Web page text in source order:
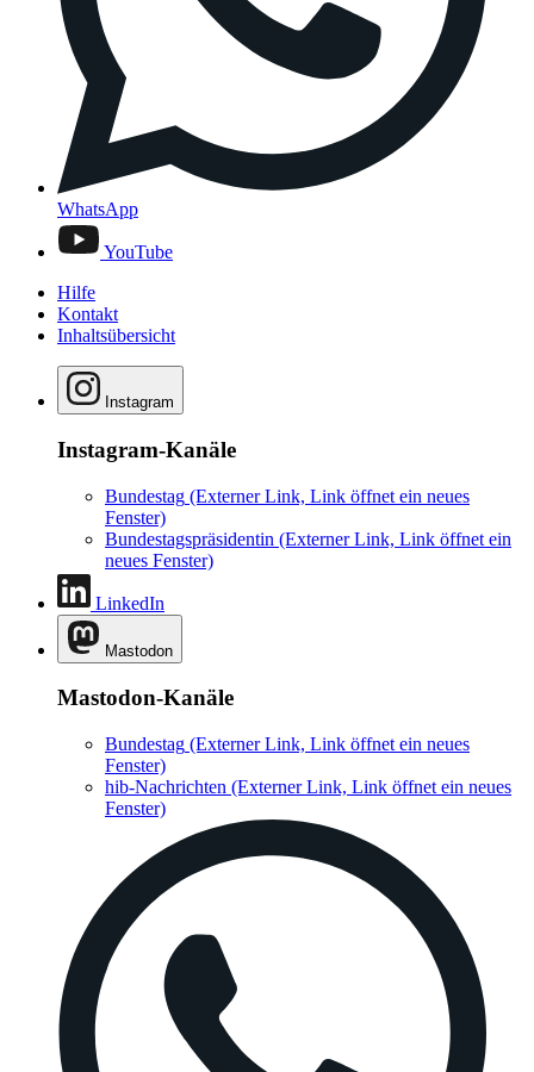
WhatsApp
YouTube
Hilfe
Kontakt
Inhaltsübersicht
Instagram
Instagram-Kanäle
Bundestag (Externer Link, Link öffnet ein neues
Fenster)
Bundestagspräsidentin (Externer Link, Link öffnet ein
neues Fenster)
LinkedIn
Mastodon
Mastodon-Kanäle
Bundestag (Externer Link, Link öffnet ein neues
Fenster)
hib-Nachrichten (Externer Link, Link öffnet ein neues
Fenster)